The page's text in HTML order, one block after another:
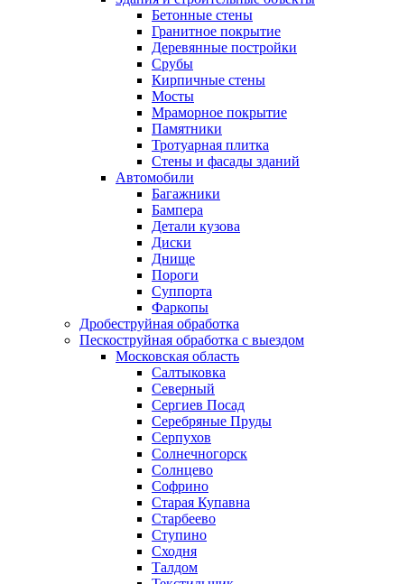
Бетонные стены
Гранитное покрытие
Деревянные постройки
Срубы
Кирпичные стены
Мосты
Мраморное покрытие
Памятники
Тротуарная плитка
Стены и фасады зданий
Автомобили
Багажники
Бампера
Детали кузова
Диски
Днище
Пороги
Суппорта
Фаркопы
Дробеструйная обработка
Пескоструйная обработка с выездом
Московская область
Салтыковка
Северный
Сергиев Посад
Серебряные Пруды
Серпухов
Солнечногорск
Солнцево
Софрино
Старая Купавна
Старбеево
Ступино
Сходня
Талдом